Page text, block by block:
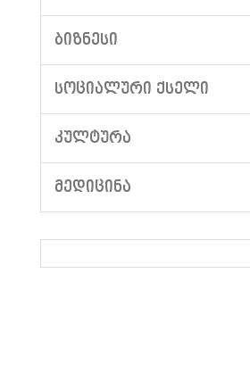
ᲑᲘᲖᲜᲔᲡᲘ
ᲡᲝᲪᲘᲐᲚᲣᲠᲘ ᲥᲡᲔᲚᲘ
ᲙᲣᲚᲢᲣᲠᲐ
ᲛᲔᲓᲘᲪᲘᲜᲐ